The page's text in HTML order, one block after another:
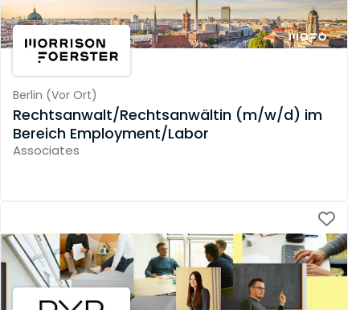
Berlin (Vor Ort)
Rechtsanwalt/Rechtsanwältin (m/w/d) im
Bereich Employment/Labor
Associates